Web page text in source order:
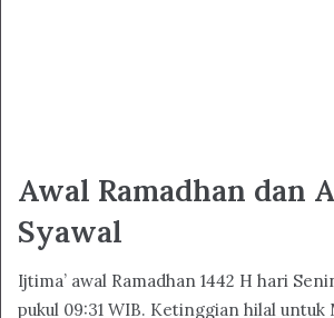
Awal Ramadhan dan
Syawal
Ijtima’ awal Ramadhan 1442 H hari
pukul 09:31 WIB. Ketinggian hilal untuk